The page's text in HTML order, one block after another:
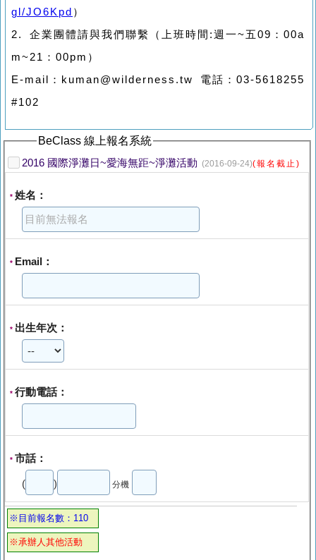
gl/JO6Kpd ）
2. 企業團體請與我們聯繫（上班時間:週一~五09：00a
m~21：00pm）
E-mail：kuman@wilderness.tw 電話：03-5618255
#102
BeClass 線上報名系統
2016 國際淨灘日~愛海無距~淨灘活動 (2016-09-24)(報名截止)
* 姓名：
* Email：
* 出生年次：
* 行動電話：
* 市話：
( ) 分機
※目前報名數：110
※承辦人其他活動